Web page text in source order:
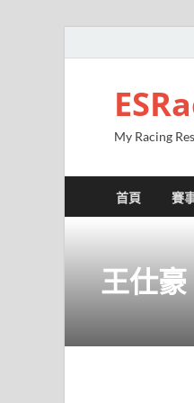
My Racing
首頁 賽
王仕豪